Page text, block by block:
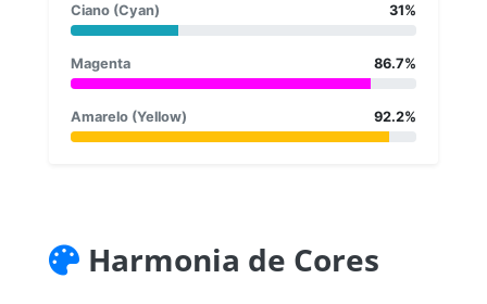
Ciano (Cyan) 31%
Magenta 86.7%
Amarelo (Yellow) 92.2%
Harmonia de Cores